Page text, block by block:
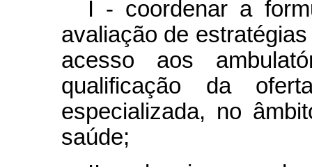
I - coordenar a
avaliação de
acesso aos
qualificação da
especializada, no
saúde;